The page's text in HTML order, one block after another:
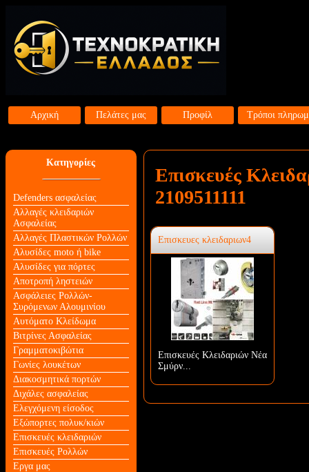
Αρχική Πελάτες μας Προφίλ Τρόποι
Κατηγορίες
Defenders ασφαλείας
Αλλαγές κλειδαριών
Aσφαλείας
Αλλαγές Πλαστικών Ρολλών
Αλυσίδες moto ή bike
Αλυσίδες για πόρτες
Αποτροπή ληστειών
Ασφάλειες Ρολλών-
Συρόμενων Αλουμινίου
Αυτόματο Κλείδωμα
Βιτρίνες Ασφαλείας
Γραμματοκιβώτια
Γωνίες λουκέτων
Διακοσμητικά πορτών
Διχάλες ασφαλείας
Ελεγχόμενη είσοδος
Εξώπορτες πολυκ/κιών
Επισκευές κλειδαριών
Επισκευές Ρολλών
Εργα μας
Επισκευές
2109511111
Επισκευες κλειδαριων4
Επισκευές Κλειδαριών Νέα
Σμύρν...